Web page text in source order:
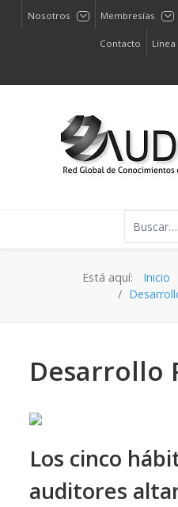
Nosotros Membresías
Contacto Línea
Está aquí: Inicio
Desarrollo
Los cinco
auditores